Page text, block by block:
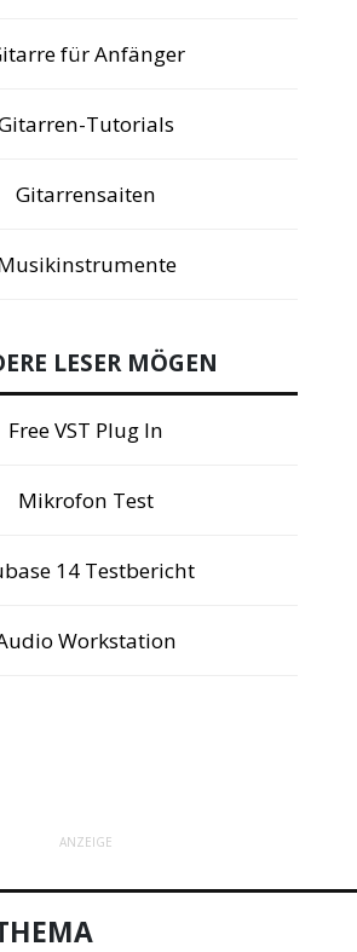
für Anfänger
Tutorials
Gitarrensaiten
LESER MÖGEN
Free VST Plug In
Mikrofon Test
14 Testbericht
Workstation
ANZEIGE